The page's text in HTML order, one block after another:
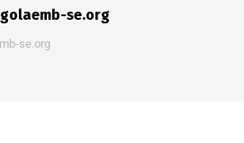
se.org
se.org